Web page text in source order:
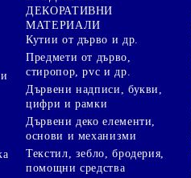
ДЕКОРАТИВНИ
МАТЕРИАЛИ
Кутии от дърво и др.
Предмети от дърво,
стиропор, pvc и др.
Дървени надписи, букви,
цифри и рамки
Дървени деко елементи,
основи и механизми
Текстил, зебло, бродерия,
помощни средства